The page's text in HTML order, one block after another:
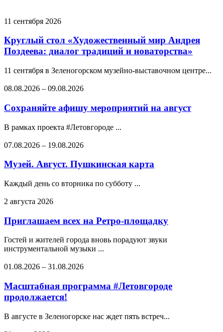
11 сентября 2026
Круглый стол «Художественный мир Андрея
Поздеева: диалог традиций и новаторства»
11 сентября в Зеленогорском музейно-выставочном центре...
08.08.2026 – 09.08.2026
Сохраняйте афишу мероприятий на август
В рамках проекта #Летовгороде ...
07.08.2026 – 19.08.2026
Музей. Август. Пушкинская карта
Каждый день со вторника по субботу ...
2 августа 2026
Приглашаем всех на Ретро-площадку
Гостей и жителей города вновь порадуют звуки
инструментальной музыки ...
01.08.2026 – 31.08.2026
Масштабная программа #Летовгороде
продолжается!
В августе в Зеленогорске нас ждет пять встреч...